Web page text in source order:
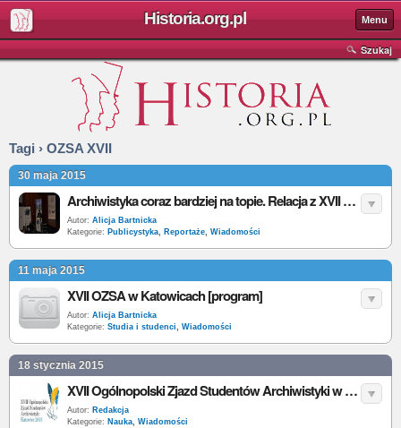
Historia.org.pl Menu
Szukaj
Tagi › OZSA XVII
30 maja 2015
Archiwistyka coraz bardziej na topie. Relacja z XVII OZSA w Katowicach
Autor: Alicja Bartnicka
Kategorie: Publicystyka, Reportaże, Wiadomości
11 maja 2015
XVII OZSA w Katowicach [program]
Autor: Alicja Bartnicka
Kategorie: Studia i studenci, Wiadomości
18 stycznia 2015
XVII Ogólnopolski Zjazd Studentów Archiwistyki w Katowicach
Autor: Redakcja
Kategorie: Nauka, Wiadomości